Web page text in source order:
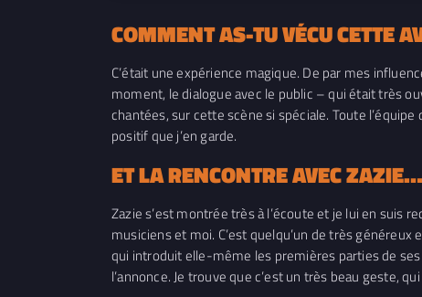
COMMENT AS-TU VÉCU CETTE
C’était une expérience magique. De par mes
moment, le dialogue avec le public – qui était très
chantées, sur cette scène si spéciale. Toute
positif que j’en garde.
ET LA RENCONTRE AVEC
Zazie s’est montrée très à l’écoute et je lui en suis
musiciens et moi. C’est quelqu’un de très
qui introduit elle-même les premières parties de
l’annonce. Je trouve que c’est un très beau geste,